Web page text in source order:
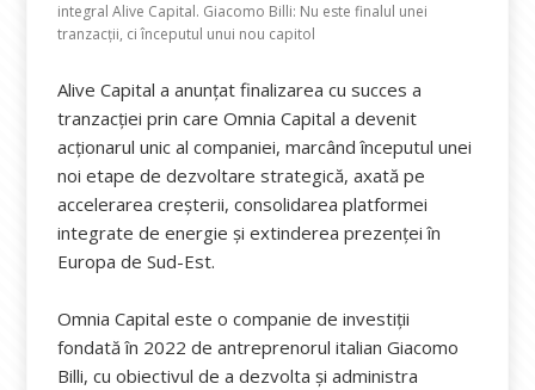
integral Alive Capital. Giacomo Billi: Nu este finalul unei
tranzacții, ci începutul unui nou capitol
Alive Capital a anunțat finalizarea cu succes a
tranzacției prin care Omnia Capital a devenit
acționarul unic al companiei, marcând începutul unei
noi etape de dezvoltare strategică, axată pe
accelerarea creșterii, consolidarea platformei
integrate de energie și extinderea prezenței în
Europa de Sud-Est.
Omnia Capital este o companie de investiții
fondată în 2022 de antreprenorul italian Giacomo
Billi, cu obiectivul de a dezvolta și administra